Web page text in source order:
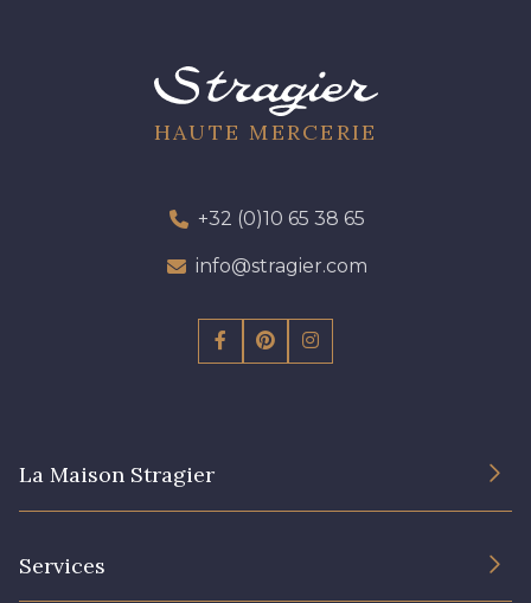
HAUTE MERCERIE
+32 (0)10 65 38 65
info@stragier.com
La Maison Stragier
Services